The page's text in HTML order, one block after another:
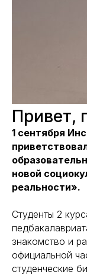
Привет,
1 сентября
новой
реальности».
Студенты 2
знакомство и
официальной
студенческие